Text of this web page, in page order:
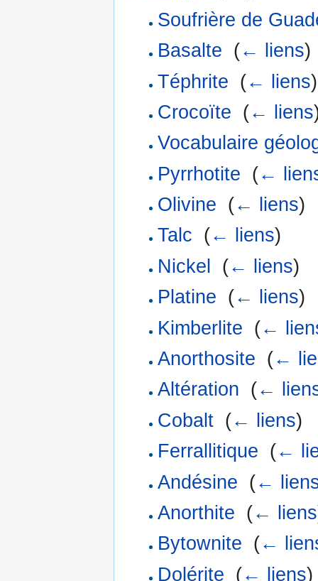
Soufrière de
Basalte (← liens)
Téphrite (← liens)
Crocoïte (← liens
Vocabulaire
Pyrrhotite (←
Olivine (← liens)
Talc (← liens)
Nickel
(← liens)
Platine (← liens)
Kimberlite (←
Anorthosite (←
Altération (←
Cobalt‎ (← liens)
Ferrallitique (←
Andésine (←
Anorthite (← liens
Bytownite (←
Dolérite (← liens)